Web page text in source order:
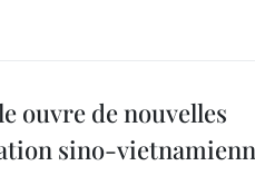
ouvre de nouvelles
sino-